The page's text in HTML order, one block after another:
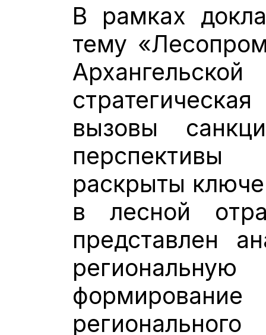
В рамках
тему
вызовы
раскрыты
в лесной
представлен